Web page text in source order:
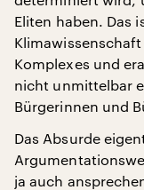
Eliten haben. Das
Komplexes und
nicht unmittelbar
Bürgerinnen und
Das Absurde
ja auch